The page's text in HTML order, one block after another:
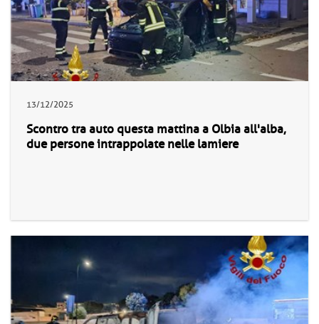
13/12/2025
Scontro tra auto questa mattina a Olbia all'alba,
due persone intrappolate nelle lamiere